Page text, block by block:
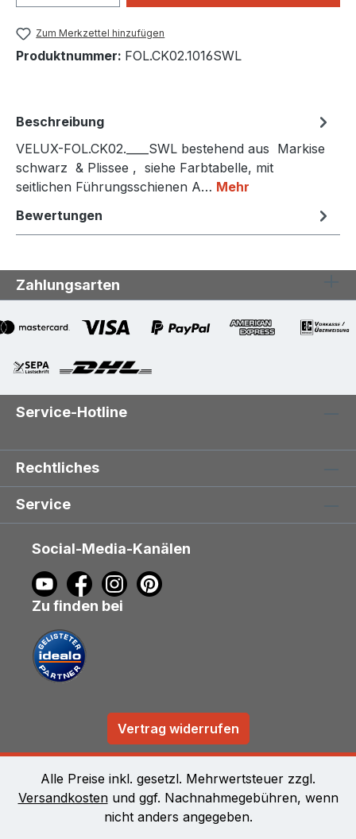
Zum Merkzettel hinzufügen
Produktnummer: FOL.CK02.1016SWL
Beschreibung
VELUX-FOL.CK02.____SWL bestehend aus Markise
schwarz & Plissee , siehe Farbtabelle, mit
seitlichen Führungsschienen A… Mehr
Bewertungen
Zahlungsarten
Service-Hotline
Rechtliches
Service
Social-Media-Kanälen
Zu finden bei
Vertrag widerrufen
Alle Preise inkl. gesetzl. Mehrwertsteuer zzgl.
Versandkostenund ggf. Nachnahmegebühren, wenn
nicht anders angegeben.